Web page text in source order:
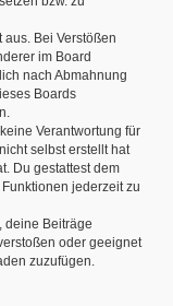
Bei Verstößen
im Board
nach Abmahnung
Boards
Verantwortung für
selbst erstellt hat
Du gestattest dem
jederzeit zu
deine Beiträge
oder geeignet
zuzufügen.